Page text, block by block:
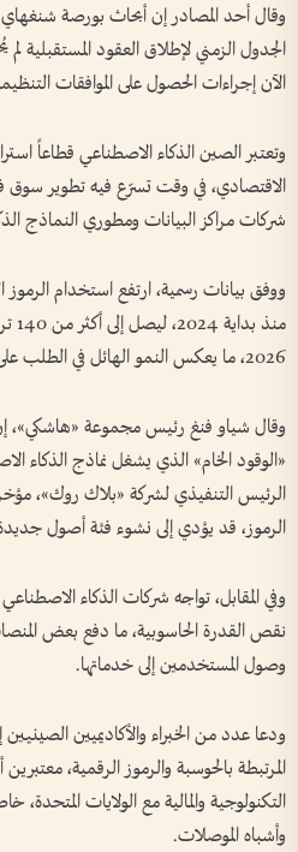
وقال أحد المصادر إن أبحاث بورصة شنغهاي
الجدول الزمني لإطلاق العقود المستقبلية
الآن إجراءات الحصول على الموافقات
وتعتبر الصين الذكاء الاصطناعي قطاعاً
الاقتصادي، في وقت تسرّع فيه تطوير سوق
شركات مراكز البيانات ومطوري النماذج
ووفق بيانات رسمية، ارتفع استخدام
2026، ما يعكس النمو الهائل في الطلب على خدمات الذكاء الاصطناعي.
وقال شياو فنغ رئيس مجموعة «هاشكي»،
«الوقود الخام» الذي يشغل نماذج الذكاء
الرئيس التنفيذي لشركة «بلاك روك»،
الرموز، قد يؤدي إلى نشوء فئة أصول جديدة
وفي المقابل، تواجه شركات الذكاء
نقص القدرة الحاسوبية، ما دفع بعض
وصول المستخدمين إلى خدماتها.
ودعا عدد من الخبراء والأكاديميين
المرتبطة بالحوسبة والرموز الرقمية،
التكنولوجية والمالية مع الولايات
وأشباه الموصلات.